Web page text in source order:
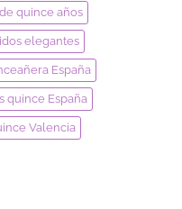
quince años
elegantes
España
quince España
Valencia